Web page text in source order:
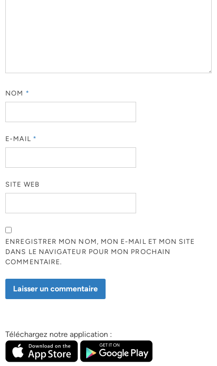
NOM *
E-MAIL *
SITE WEB
ENREGISTRER MON NOM, MON E-MAIL ET MON SITE
DANS LE NAVIGATEUR POUR MON PROCHAIN
COMMENTAIRE.
Téléchargez notre application :